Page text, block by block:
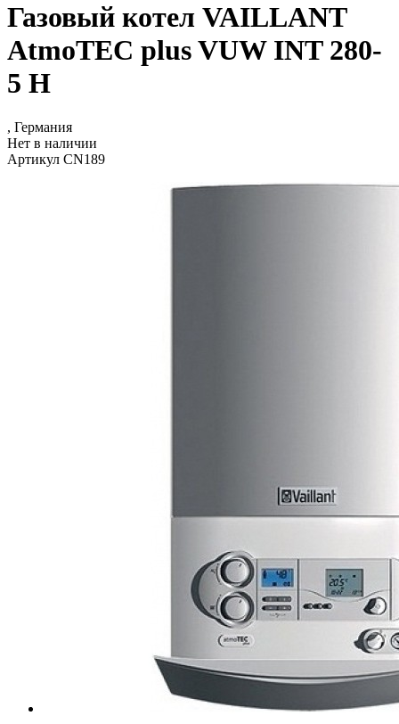
Газовый котел VAILLANT
AtmoTEC plus VUW INT 280-
5 H
, Германия
Нет в наличии
Артикул CN189